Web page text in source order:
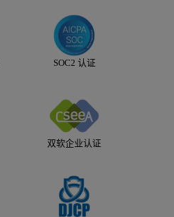
SOC2 认证
双软企业认证